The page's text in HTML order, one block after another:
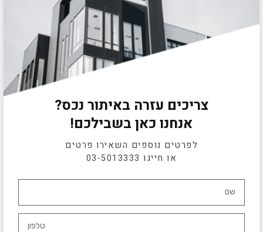
צריכים עזרה באיתור נכס?
אנחנו כאן בשבילכם!
לפרטים נוספים השאירו פרטים
או חייגו 03-5013333